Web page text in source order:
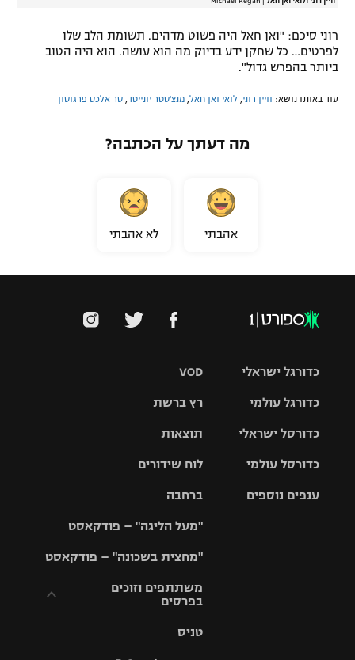
רוני סיכם: "ואן חאל היה פשוט מדהים. תשומת הלב שלו
לפרטים… כל שחקן ידע בדיוק מה הוא עושה. הוא היה הטוב
ביותר בהפרש גדול".
עוד באותו נושא: וויין רוני, לואי ואן חאל, מנצ'סטר יונייטד, סר אלכס פרגוסון
מה דעתך על הכתבה?
אהבתי לא אהבתי
VOD
רץ ברשת
תוצאות
לוח שידורים
ברחבה
"מעל הליגה" – פודקאסט
"מחצית בשכונה" – פודקאסט
משתתפים וזוכים
בפרסים
טניס
כדורגל ישראלי
גביע הטוטו
כדורגל עולמי
האלופות
ליגה
כדורסל ישראלי
סל
כדורסל עולמי
ענפים נוספים